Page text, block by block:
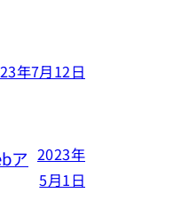
年7月12日
ア 2023年
5月1日